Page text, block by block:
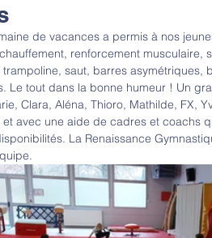
de vacances a permis à nos
renforcement musculaire,
saut, barres
Le tout dans la bonne humeur ! Un
Clara, Aléna, Thioro, Mathilde, FX,
avec une aide de cadres et coachs
La Renaissance